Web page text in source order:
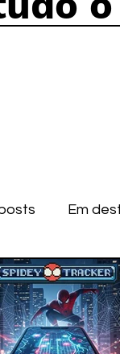
Em
Series
IOS A